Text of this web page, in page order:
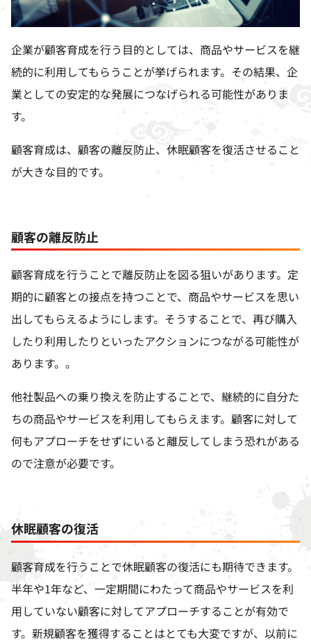
企業が顧客育成を行う目的としては、商品やサービスを継
続的に利用してもらうことが挙げられます。その結果、企
業としての安定的な発展につなげられる可能性がありま
す。
顧客育成は、顧客の離反防止、休眠顧客を復活させること
が大きな目的です。
顧客の離反防止
顧客育成を行うことで離反防止を図る狙いがあります。定
期的に顧客との接点を持つことで、商品やサービスを思い
出してもらえるようにします。そうすることで、再び購入
したり利用したりといったアクションにつながる可能性が
あります。。
他社製品への乗り換えを防止することで、継続的に自分た
ちの商品やサービスを利用してもらえます。顧客に対して
何もアプローチをせずにいると離反してしまう恐れがある
ので注意が必要です。
休眠顧客の復活
顧客育成を行うことで休眠顧客の復活にも期待できます。
半年や1年など、一定期間にわたって商品やサービスを利
用していない顧客に対してアプローチすることが有効で
す。新規顧客を獲得することはとても大変ですが、以前に